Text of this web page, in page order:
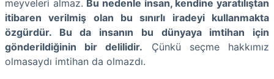
meyveleri almaz. Bu nedenle insan, kendine yaratılıştan
itibaren verilmiş olan bu sınırlı iradeyi kullanmakta
özgürdür. Bu da insanın bu dünyaya imtihan için
gönderildiğinin bir delilidir. Çünkü seçme hakkımız
olmasaydı imtihan da olmazdı.